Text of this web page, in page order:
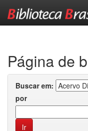
Página de
Buscar em:
por